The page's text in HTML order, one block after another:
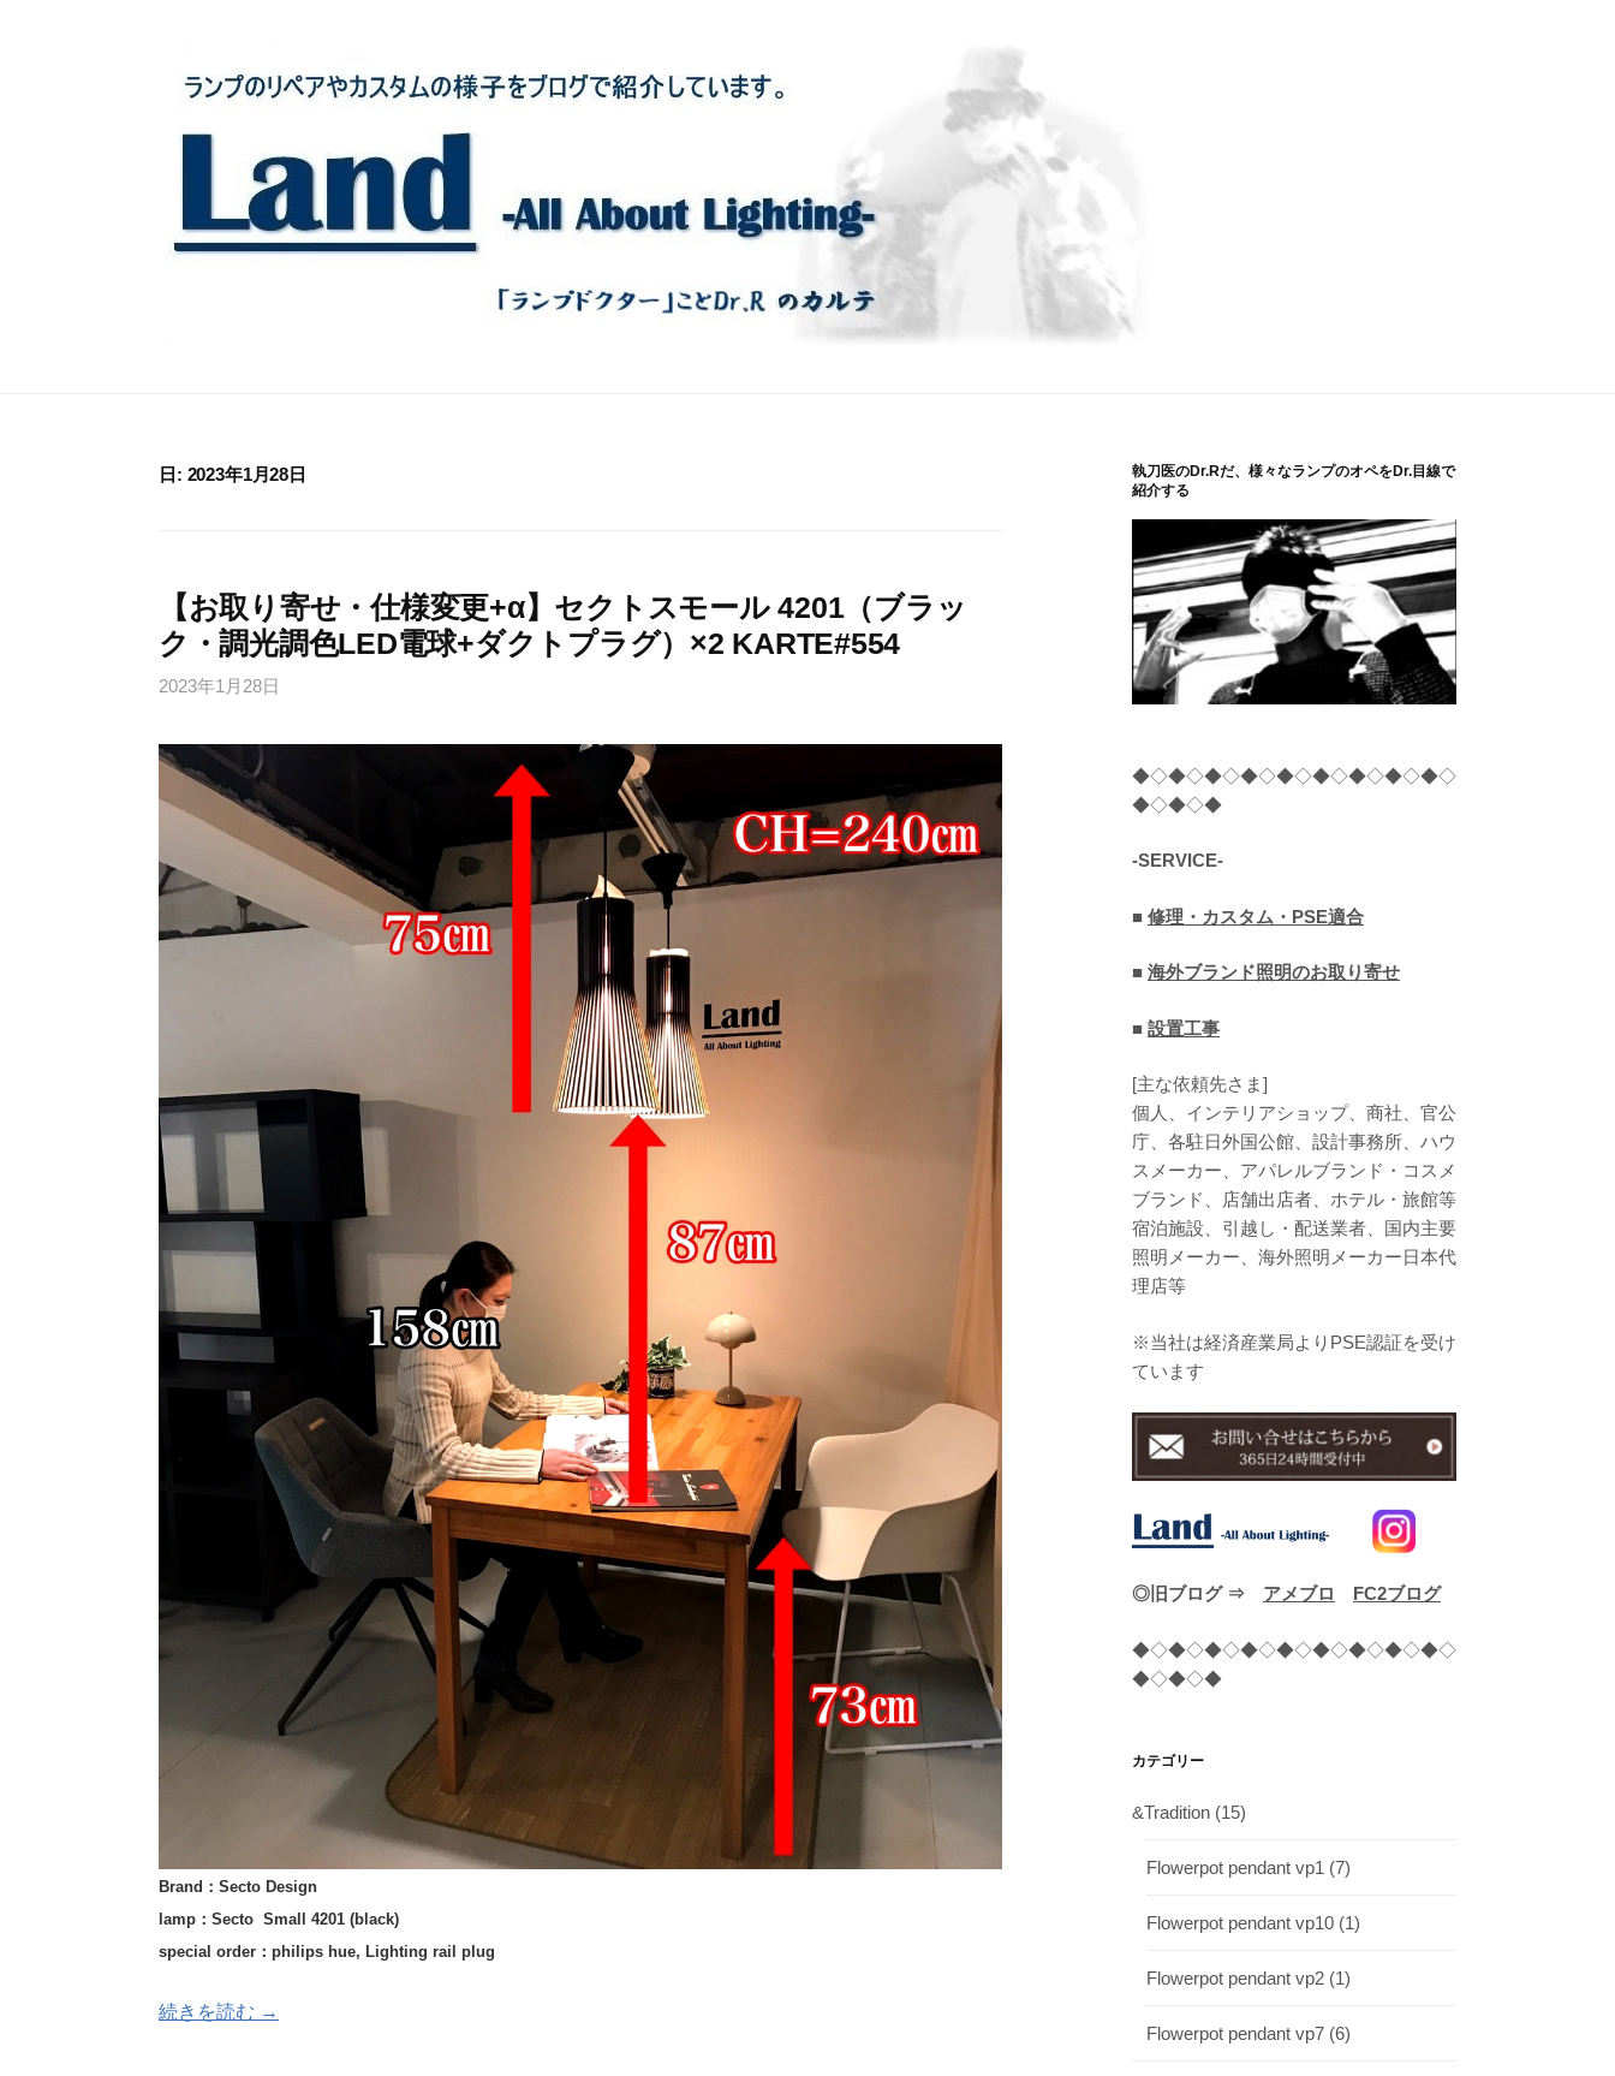
日: 2023年1月28日
【お取り寄せ・仕様変更+α】セクトスモール 4201（ブラッ
ク・調光調色LED電球+ダクトプラグ）×2 KARTE#554
2023年1月28日
Brand：Secto Design
lamp：Secto Small 4201 (black)
special order： philips hue, Lighting rail plug
続きを読む →
執刀医のDr.Rだ、様々なランプのオペをDr.目線で
紹介する
◆◇◆◇◆◇◆◇◆◇◆◇◆◇◆◇◆◇
◆◇◆◇◆
-SERVICE-
■ 修理・カスタム・PSE適合
■ 海外ブランド照明のお取り寄せ
■ 設置工事
[主な依頼先さま]
個人、インテリアショップ、商社、官公
庁、各駐日外国公館、設計事務所、ハウ
スメーカー、アパレルブランド・コスメ
ブランド、店舗出店者、ホテル・旅館等
宿泊施設、引越し・配送業者、国内主要
照明メーカー、海外照明メーカー日本代
理店等
※当社は経済産業局よりPSE認証を受け
ています
◎旧ブログ ⇒ アメブロ FC2ブログ
◆◇◆◇◆◇◆◇◆◇◆◇◆◇◆◇◆◇
◆◇◆◇◆
カテゴリー
&Tradition (15)
Flowerpot pendant vp1 (7)
Flowerpot pendant vp10 (1)
Flowerpot pendant vp2 (1)
Flowerpot pendant vp7 (6)